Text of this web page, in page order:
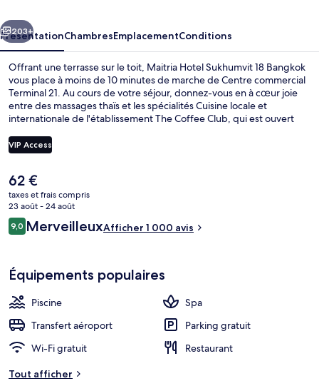
Bangkok
Suivant
203+
PrésentationChambresEmplacementConditions
Offrant une terrasse sur le toit, Maitria Hotel Sukhumvit 18 Bangkok
vous place à moins de 10 minutes de marche de Centre commercial
Terminal 21. Au cours de votre séjour, donnez-vous en à cœur joie
entre des massages thaïs et les spécialités Cuisine locale et
internationale de l'établissement The Coffee Club, qui est ouvert
abrite une piscine extérieure et un centre de remise en forme,
tandis que, petit plus pratique, les chambres bénéficient d'un
pas d'éloges en ce qui concerne le personnel attentionné et
l'emplacement. L'hébergement se situe à une très courte distance à
pied des transports publics : Station de MRT Sukhumvit se trouve à
6 min et Station de BTS Asok, à 6 min.
VIP Access
Le
prix
actuel
est
de
62 €
taxes et frais compris
23 août - 24 août
Avis
voyageurs
9,09,0 sur 10
MerveilleuxAfficher 1 000 avis
Équipements populaires
Piscine
Spa
Transfert aéroport
Parking gratuit
Wi-Fi gratuit
Restaurant
Tout afficher